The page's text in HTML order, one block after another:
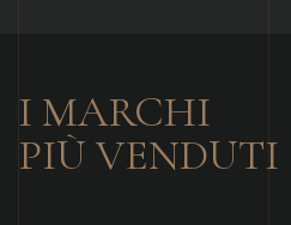
I MARCHI
PIÙ VENDUTI